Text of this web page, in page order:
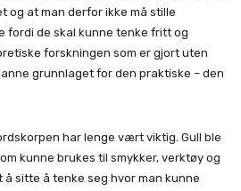
og at man derfor ikke må stille
fordi de skal kunne tenke fritt og
forskningen som er gjort uten
grunnlaget for den praktiske – den
har lenge vært viktig. Gull ble
kunne brukes til smykker, verktøy og
å sitte å tenke seg hvor man kunne